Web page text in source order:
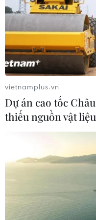
TIN LIÊN QUAN
vietnamplus.vn
Dự án cao tốc
thiếu nguồn vật